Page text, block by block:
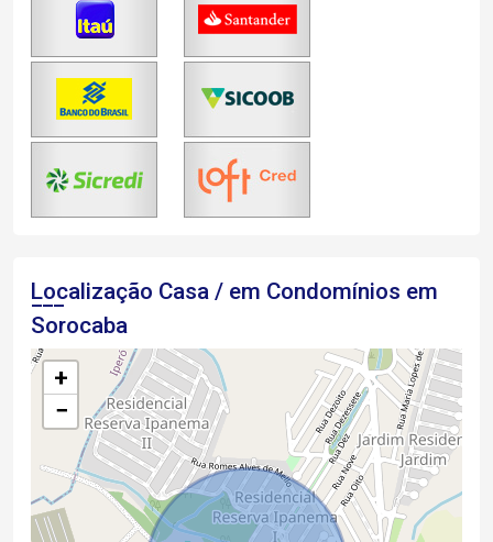
Localização Casa / em Condomínios em
Sorocaba
+
−